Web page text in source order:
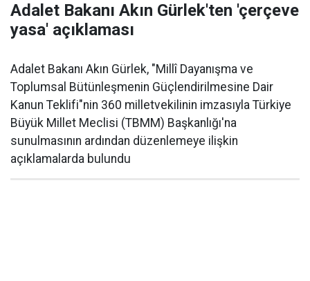
Adalet Bakanı Akın Gürlek'ten 'çerçeve
yasa' açıklaması
Adalet Bakanı Akın Gürlek, "Millî Dayanışma ve
Toplumsal Bütünleşmenin Güçlendirilmesine Dair
Kanun Teklifi"nin 360 milletvekilinin imzasıyla Türkiye
Büyük Millet Meclisi (TBMM) Başkanlığı'na
sunulmasının ardından düzenlemeye ilişkin
açıklamalarda bulundu